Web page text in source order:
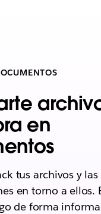
en
tus archivos y las
en torno a ellos.
de forma